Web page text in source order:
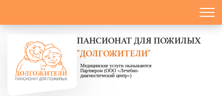
ПАНСИОНАТ ДЛЯ ПОЖИЛЫХ
"ДОЛГОЖИТЕЛИ"
Медицинские услуги оказываются
Партнером (ООО «Лечебно-
диагностический центр»)